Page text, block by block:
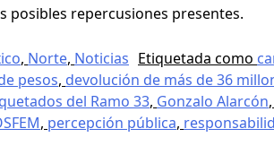
posibles repercusiones presentes.
, Norte, Noticias Etiquetada como
pesos, devolución de más de 36
del Ramo 33, Gonzalo Alarcón,
, percepción pública,